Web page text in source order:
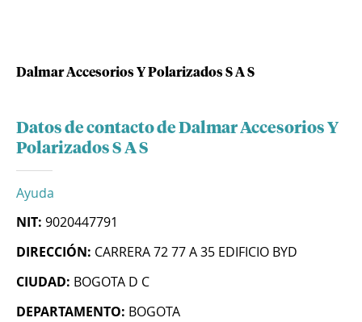
Dalmar Accesorios Y Polarizados S A S
Datos de contacto de Dalmar Accesorios Y
Polarizados S A S
Ayuda
NIT: 9020447791
DIRECCIÓN: CARRERA 72 77 A 35 EDIFICIO BYD
CIUDAD: BOGOTA D C
DEPARTAMENTO: BOGOTA